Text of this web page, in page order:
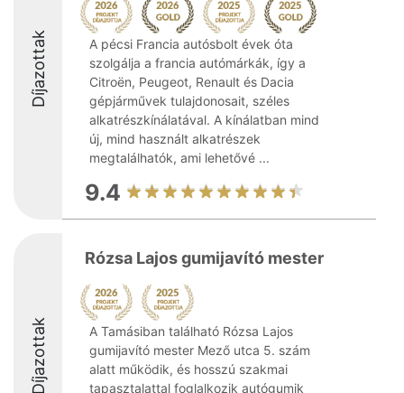
Díjazottak
A pécsi Francia autósbolt évek óta
szolgálja a francia autómárkák, így a
Citroën, Peugeot, Renault és Dacia
gépjárművek tulajdonosait, széles
alkatrészkínálatával. A kínálatban mind
új, mind használt alkatrészek
megtalálhatók, ami lehetővé ...
9.4
Díjazottak
Rózsa Lajos gumijavító mester
A Tamásiban található Rózsa Lajos
gumijavító mester Mező utca 5. szám
alatt működik, és hosszú szakmai
tapasztalattal foglalkozik autógumik